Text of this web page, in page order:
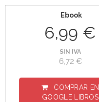
Ebook
6,99 €
SIN IVA
6,72 €
COMPRAR EN
GOOGLE LIBROS